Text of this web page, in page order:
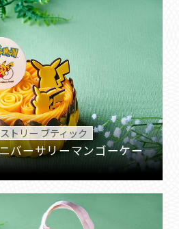
トリー ブティック
バーサリーマンゴーケー